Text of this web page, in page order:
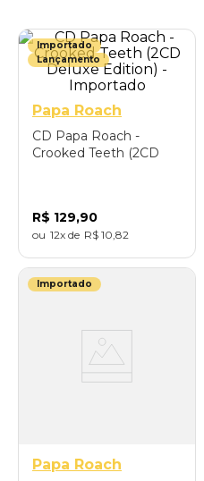
Importado
Lançamento
Papa Roach
CD Papa Roach -
Crooked Teeth (2CD
R$ 129,90
12 R$ 10 82
Importado
Papa Roach